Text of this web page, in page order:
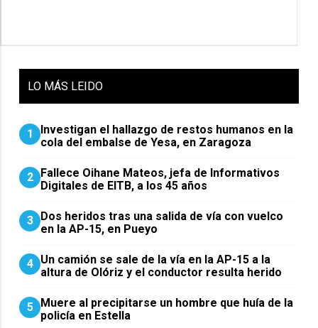
LO MÁS LEIDO
1
Investigan el hallazgo de restos humanos en la
cola del embalse de Yesa, en Zaragoza
2 Fallece Oihane Mateos, jefa de Informativos
Digitales de EITB, a los 45 años
3 Dos heridos tras una salida de vía con vuelco
en la AP-15, en Pueyo
4 Un camión se sale de la vía en la AP-15 a la
altura de Olóriz y el conductor resulta herido
5 Muere al precipitarse un hombre que huía de la
policía en Estella